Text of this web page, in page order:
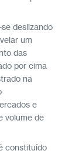
deslizando
um
das
por cima
na
e
volume de
constituído